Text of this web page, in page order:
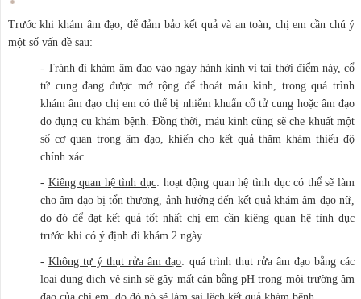
Trước khi khám âm đạo, để đảm bảo kết quả và an toàn, chị em cần chú ý
một số vấn đề sau:
- Tránh đi khám âm đạo vào ngày hành kinh vì tại thời điểm này, cổ
tử cung đang được mở rộng để thoát máu kinh, trong quá trình
khám âm đạo chị em có thể bị nhiễm khuẩn cổ tử cung hoặc âm đạo
do dụng cụ khám bệnh. Đồng thời, máu kinh cũng sẽ che khuất một
số cơ quan trong âm đạo, khiến cho kết quả thăm khám thiếu độ
chính xác.
- Kiêng quan hệ tình dục: hoạt động quan hệ tình dục có thể sẽ làm
cho âm đạo bị tổn thương, ảnh hưởng đến kết quả khám âm đạo nữ,
do đó để đạt kết quả tốt nhất chị em cần kiêng quan hệ tình dục
trước khi có ý định đi khám 2 ngày.
-Không tự ý thụt rửa âm đạo: quá trình thụt rửa âm đạo bằng các
loại dung dịch vệ sinh sẽ gây mất cân bằng pH trong môi trường âm